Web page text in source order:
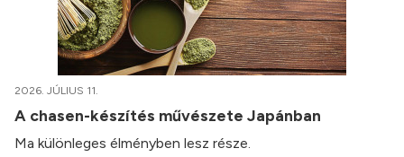
2026. JÚLIUS 11.
A chasen-készítés művészete Japánban
Ma különleges élményben lesz része.